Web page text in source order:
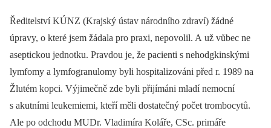
Ředitelství KÚNZ (Krajský ústav národního zdraví) žádné
úpravy, o které jsem žádala pro praxi, nepovolil. A už vůbec ne
aseptickou jednotku. Pravdou je, že pacienti s nehodgkinskými
lymfomy a lymfogranulomy byli hospitalizováni před r. 1989 na
Žlutém kopci. Výjimečně zde byli přijímáni mladí nemocní
s akutními leukemiemi, kteří měli dostatečný počet trombocytů.
Ale po odchodu MUDr. Vladimíra Koláře, CSc. primáře